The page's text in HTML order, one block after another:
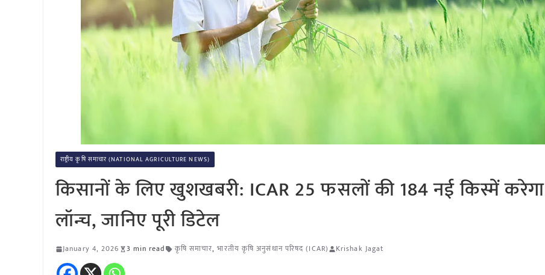
राष्ट्रीय कृषि समाचार (NATIONAL AGRICULTURE NEWS)
किसानों के लिए खुशखबरी: ICAR 25 फसलों की 184 नई किस्में करेगा
लॉन्च, जानिए पूरी डिटेल
January 4, 2026 3 min read कृषि समाचार,भारतीय कृषि अनुसंधान परिषद (ICAR) Krishak Jagat